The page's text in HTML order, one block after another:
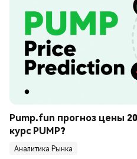
Pump.fun прогноз цены
курс PUMP?
Аналитика Рынка